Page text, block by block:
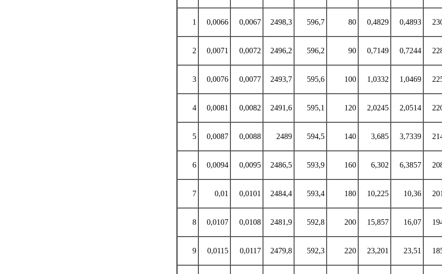
1 0,0066 0,0067 2498,3 596,7 80 0,4829 0,4893
2 0,0071 0,0072 2496,2 596,2 90 0,7149 0,7244
3 0,0076 0,0077 2493,7 595,6 100 1,0332 1,0469
4 0,0081 0,0082 2491,6 595,1 120 2,0245 2,0514
5 0,0087 0,0088 2489 594,5 140 3,685 3,7339
6 0,0094 0,0095 2486,5 593,9 160 6,302 6,3857
7 0,01 0,0101 2484,4 593,4 180 10,225 10,36
8 0,0107 0,0108 2481,9 592,8 200 15,857 16,07
9 0,0115 0,0117 2479,8 592,3 220 23,201 23,51